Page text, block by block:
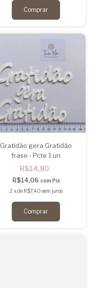
Gratidão gera Gratidão
frase - Pcte 1 un
R$14,80
R$14,06 com Pix
2 xde R$7,40 sem juros